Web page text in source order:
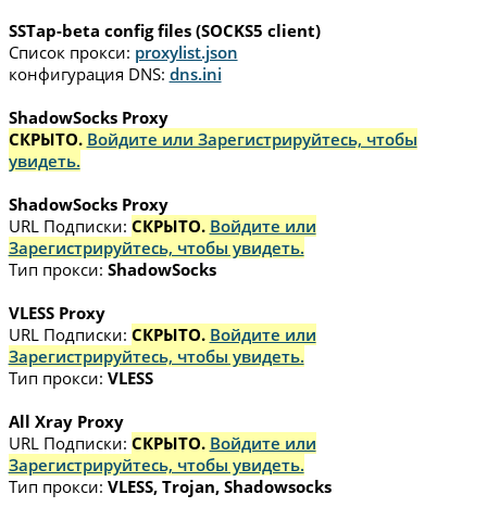
SSTap-beta config files (SOCKS5 client)
Список прокси: proxylist.json
конфигурация DNS: dns.ini
ShadowSocks Proxy
СКРЫТО. Войдите или Зарегистрируйтесь, чтобы
увидеть.
ShadowSocks Proxy
URL Подписки: СКРЫТО. Войдите или
Зарегистрируйтесь, чтобы увидеть.
Тип прокси: ShadowSocks
VLESS Proxy
URL Подписки: СКРЫТО. Войдите или
Зарегистрируйтесь, чтобы увидеть.
Тип прокси: VLESS
All Xray Proxy
URL Подписки: СКРЫТО. Войдите или
Зарегистрируйтесь, чтобы увидеть.
Тип прокси: VLESS, Trojan, Shadowsocks